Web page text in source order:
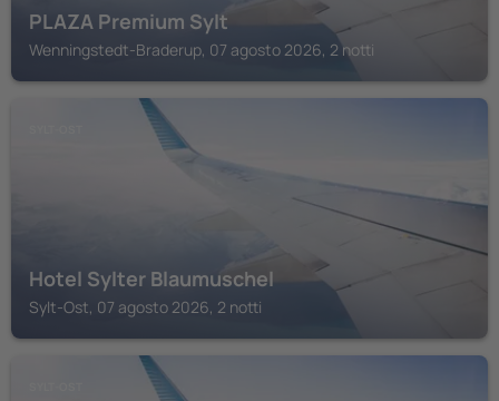
PLAZA Premium Sylt
Wenningstedt-Braderup, 07 agosto 2026, 2 notti
Hotel Sylter Blaumuschel
Sylt-Ost, 07 agosto 2026, 2 notti